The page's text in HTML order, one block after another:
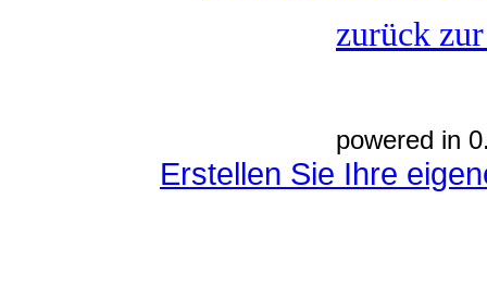
zurück
powered in
Erstellen Sie Ihre